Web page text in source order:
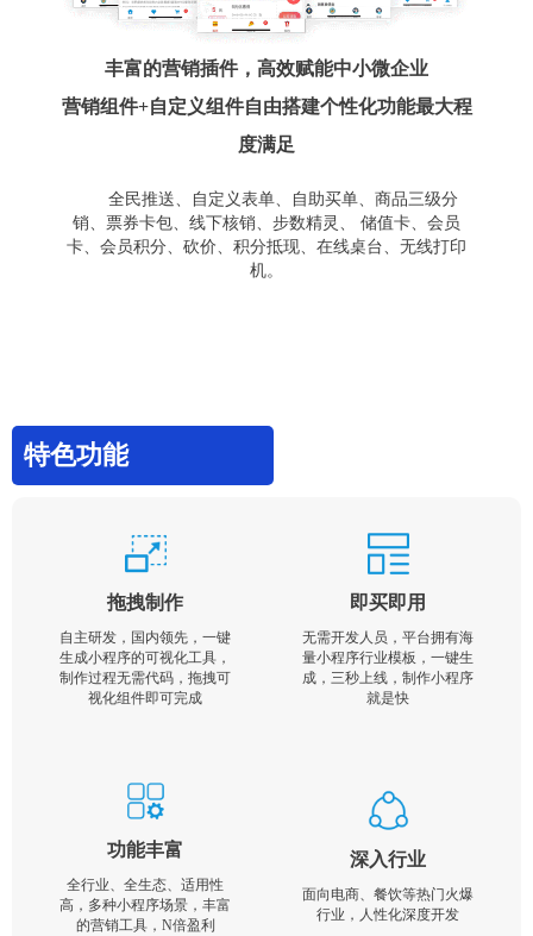
丰富的营销插件，高效赋能中小微企业
营销组件+自定义组件自由搭建个性化功能最大程
度满足
全民推送、自定义表单、自助买单、商品三级分
销、票券卡包、线下核销、步数精灵、 储值卡、会员
卡、会员积分、砍价、积分抵现、在线桌台、无线打印
机。
特色功能
拖拽制作
自主研发，国内领先，一键
生成小程序的可视化工具，
制作过程无需代码，拖拽可
视化组件即可完成
即买即用
无需开发人员，平台拥有海
量小程序行业模板，一键生
成，三秒上线，制作小程序
就是快
功能丰富
全行业、全生态、适用性
高，多种小程序场景，丰富
的营销工具，N倍盈利
深入行业
面向电商、餐饮等热门火爆
行业，人性化深度开发